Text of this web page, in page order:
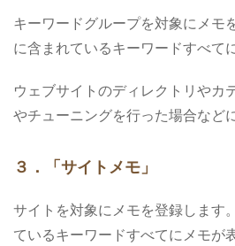
キーワードグループを対象にメモ
に含まれているキーワードすべて
ウェブサイトのディレクトリやカ
やチューニングを行った場合など
３．「サイトメモ」
サイトを対象にメモを登録します
ているキーワードすべてにメモが